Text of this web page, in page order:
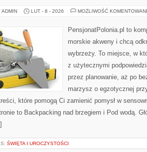
ADMIN LUT - 8 - 2026 MOŻLIWOŚĆ
PensjonatPolonia.pl to
morskie akweny i chcą
wybrzeży. To miejsce, w
z użytecznymi
przez planowanie, aż po
marzysz o egzotycznej
które pomogą Ci zamienić pomysł w
to Backpacking nad brzegiem i Pod wodą.
ŚWIĘTA I UROCZYSTOŚCI